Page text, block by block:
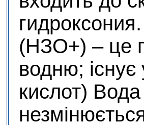
(НЗО+) – це
водню;
кислот) Вода